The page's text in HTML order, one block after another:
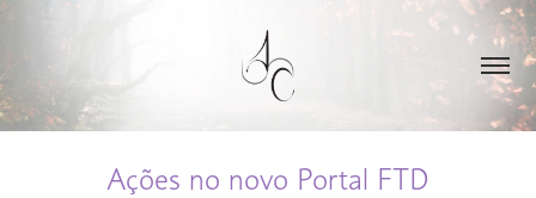
Ações no novo Portal FTD